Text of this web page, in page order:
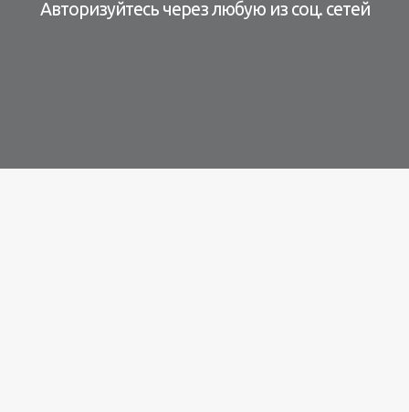
Авторизуйтесь через любую из соц. сетей